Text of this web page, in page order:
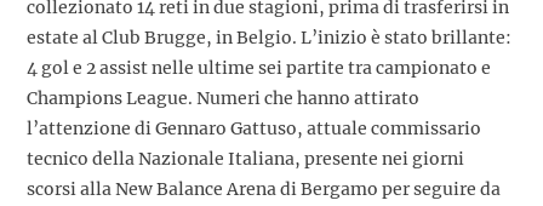
collezionato 14 reti in due stagioni, prima di trasferirsi in
estate al Club Brugge, in Belgio. L’inizio è stato brillante:
4 gol e 2 assist nelle ultime sei partite tra campionato e
Champions League. Numeri che hanno attirato
l’attenzione di Gennaro Gattuso, attuale commissario
tecnico della Nazionale Italiana, presente nei giorni
scorsi alla New Balance Arena di Bergamo per seguire da